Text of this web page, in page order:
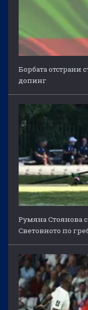
Борбата отстрани
допинг
Румяна Стоянова
Световното по